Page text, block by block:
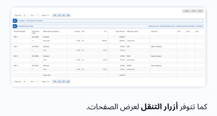
كما تتوفرأزرار التنقللعرض الصفحات.